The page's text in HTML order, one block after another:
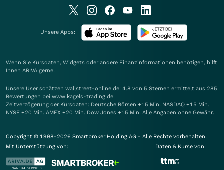
Unsere Apps:
Wenn Sie Kursdaten, Widgets oder andere Finanzinformationen benötigen, hilft
Ihnen ARIVA gerne.
Unsere User schätzen wallstreet-online.de: 4.8 von 5 Sternen ermittelt aus 285
Bewertungen bei www.kagels-trading.de
Zeitverzögerung der Kursdaten: Deutsche Börsen +15 Min. NASDAQ +15 Min.
NYSE +20 Min. AMEX +20 Min. Dow Jones +15 Min. Alle Angaben ohne Gewähr.
Copyright © 1998-2026 Smartbroker Holding AG - Alle Rechte vorbehalten.
Mit Unterstützung von:
Daten & Kurse von: